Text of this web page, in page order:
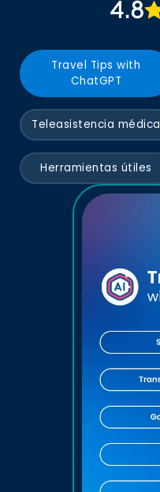
4.8
Travel Tips with
ChatGPT
Teleasistencia médica
Herramientas útiles